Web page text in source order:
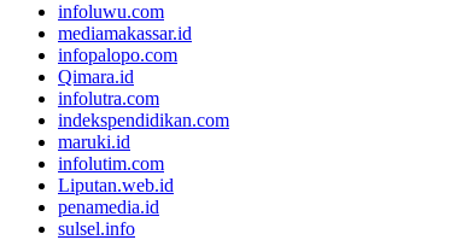
infoluwu.com
mediamakassar.id
infopalopo.com
Qimara.id
infolutra.com
indekspendidikan.com
maruki.id
infolutim.com
Liputan.web.id
penamedia.id
sulsel.info